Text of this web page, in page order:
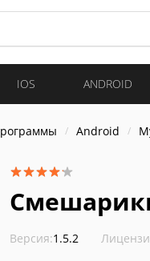
IOS ANDROID
Android
Версия:1.5.2